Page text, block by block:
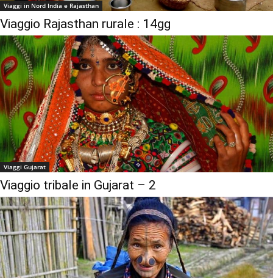
Viaggi in Nord India e Rajasthan
Viaggio Rajasthan rurale : 14gg
Viaggi Gujarat
Viaggio tribale in Gujarat – 2